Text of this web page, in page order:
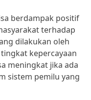
berdampak positif
terhadap
dilakukan oleh
kepercayaan
meningkat jika ada
sistem pemilu yang